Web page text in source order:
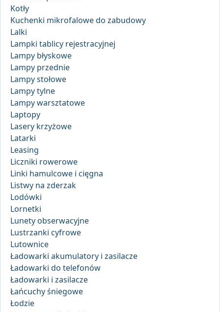
Kotły
Kuchenki mikrofalowe do zabudowy
Lalki
Lampki tablicy rejestracyjnej
Lampy błyskowe
Lampy przednie
Lampy stołowe
Lampy tylne
Lampy warsztatowe
Laptopy
Lasery krzyżowe
Latarki
Leasing
Liczniki rowerowe
Linki hamulcowe i cięgna
Listwy na zderzak
Lodówki
Lornetki
Lunety obserwacyjne
Lustrzanki cyfrowe
Lutownice
Ładowarki akumulatory i zasilacze
Ładowarki do telefonów
Ładowarki i zasilacze
Łańcuchy śniegowe
Łodzie